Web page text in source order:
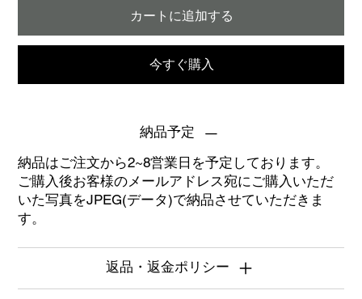
カートに追加する
今すぐ購入
納品予定
納品はご注文から2~8営業日を予定しております。
ご購入後お客様のメールアドレス宛にご購入いただ
いた写真をJPEG(データ)で納品させていただきま
す。
返品・返金ポリシー